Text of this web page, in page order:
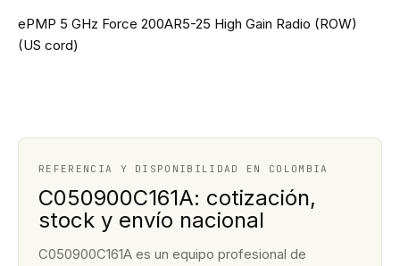
ePMP 5 GHz Force 200AR5-25 High Gain Radio (ROW)
(US cord)
REFERENCIA Y DISPONIBILIDAD EN COLOMBIA
C050900C161A: cotización,
stock y envío nacional
C050900C161A es un equipo profesional de